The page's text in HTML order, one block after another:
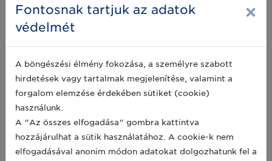
Fontosnak tartjuk az adatok
védelmét
×
A böngészési élmény fokozása, a személyre szabott
hirdetések vagy tartalmak megjelenítése, valamint a
forgalom elemzése érdekében sütiket (cookie)
használunk.
A "Az összes elfogadása" gombra kattintva
hozzájárulhat a sütik használatához. A cookie-k nem
elfogadásával anonim módon adatokat dolgozhatunk fel a